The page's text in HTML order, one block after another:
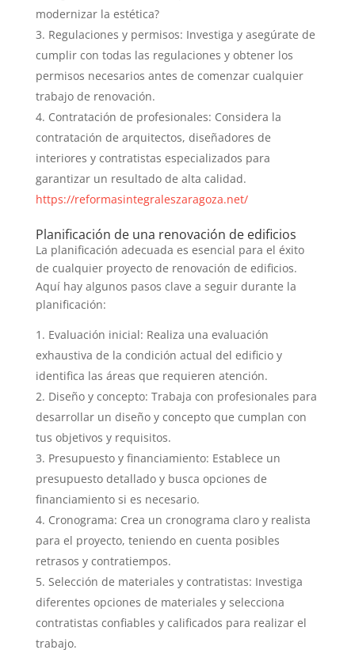
modernizar la estética?
Regulaciones y permisos: Investiga y asegúrate de
cumplir con todas las regulaciones y obtener los
permisos necesarios antes de comenzar cualquier
trabajo de renovación.
Contratación de profesionales: Considera la
contratación de arquitectos, diseñadores de
interiores y contratistas especializados para
garantizar un resultado de alta calidad.
https://reformasintegraleszaragoza.net/
Planificación de una renovación de edificios
La planificación adecuada es esencial para el éxito
de cualquier proyecto de renovación de edificios.
Aquí hay algunos pasos clave a seguir durante la
planificación:
Evaluación inicial: Realiza una evaluación
exhaustiva de la condición actual del edificio y
identifica las áreas que requieren atención.
Diseño y concepto: Trabaja con profesionales para
desarrollar un diseño y concepto que cumplan con
tus objetivos y requisitos.
Presupuesto y financiamiento: Establece un
presupuesto detallado y busca opciones de
financiamiento si es necesario.
Cronograma: Crea un cronograma claro y realista
para el proyecto, teniendo en cuenta posibles
retrasos y contratiempos.
Selección de materiales y contratistas: Investiga
diferentes opciones de materiales y selecciona
contratistas confiables y calificados para realizar el
trabajo.